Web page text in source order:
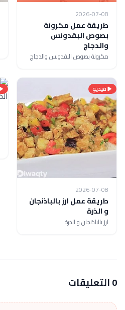
2026-07-08
طريقة عمل مكرونة
بصوص البقدونس
والدجاج
مكرونة بصوص البقدونس والدجاج
فيديو
2026-07-08
طريقة عمل ارز بالباذنجان
و الذرة
ارز بالباذنجان و الذرة
0 التعليقات